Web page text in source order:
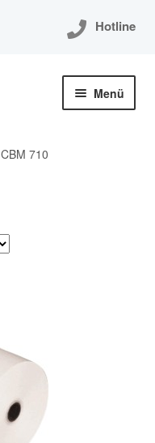
Hotline
Menü
CBM 710